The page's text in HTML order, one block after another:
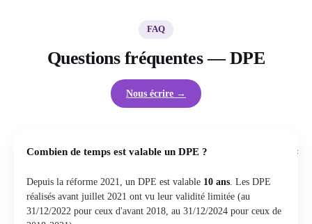
FAQ
Questions fréquentes — DPE
Nous écrire →
Combien de temps est valable un DPE ? +
Depuis la réforme 2021, un DPE est valable 10 ans . Les DPE
réalisés avant juillet 2021 ont vu leur validité limitée (au
31/12/2022 pour ceux d'avant 2018, au 31/12/2024 pour ceux de